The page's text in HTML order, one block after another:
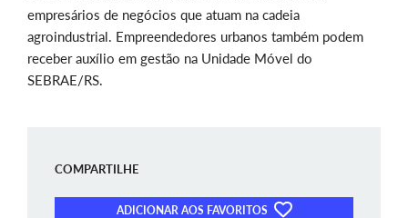
empresários de negócios que atuam na cadeia
agroindustrial. Empreendedores urbanos também podem
receber auxílio em gestão na Unidade Móvel do
SEBRAE/RS.
COMPARTILHE
ADICIONAR AOS FAVORITOS